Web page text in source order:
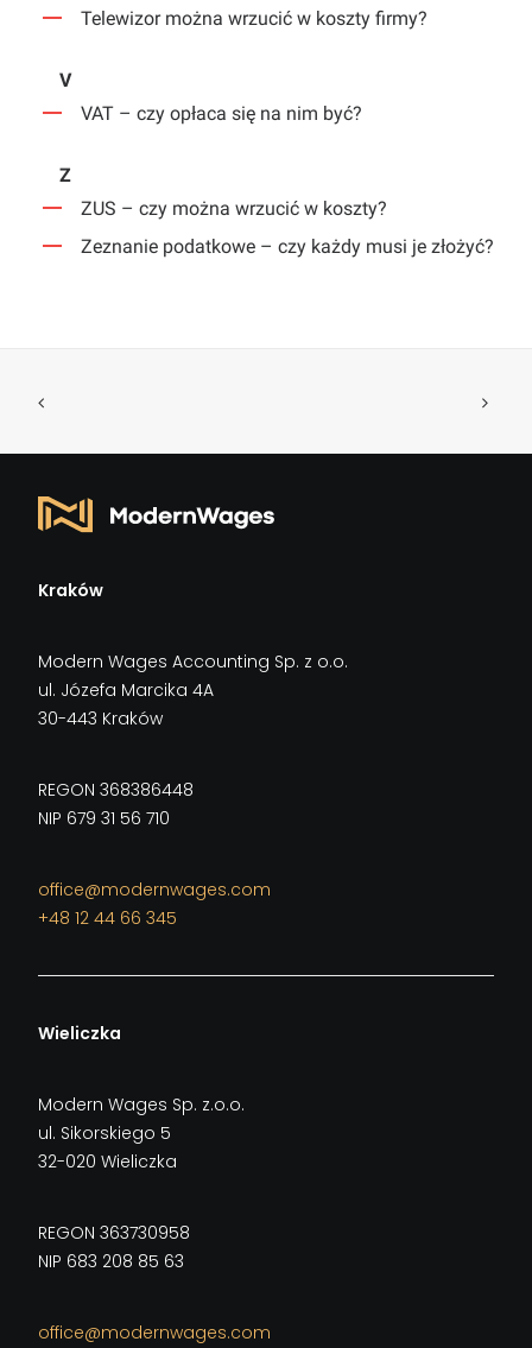
Telewizor można wrzucić w koszty firmy?
V
VAT – czy opłaca się na nim być?
Z
ZUS – czy można wrzucić w koszty?
Zeznanie podatkowe – czy każdy musi je złożyć?
Kraków
Modern Wages Accounting Sp. z o.o.
ul. Józefa Marcika 4A
30-443 Kraków
REGON 368386448
NIP 679 31 56 710
office@modernwages.com
+48 12 44 66 345
Wieliczka
Modern Wages Sp. z.o.o.
ul. Sikorskiego 5
32-020 Wieliczka
REGON 363730958
NIP 683 208 85 63
office@modernwages.com